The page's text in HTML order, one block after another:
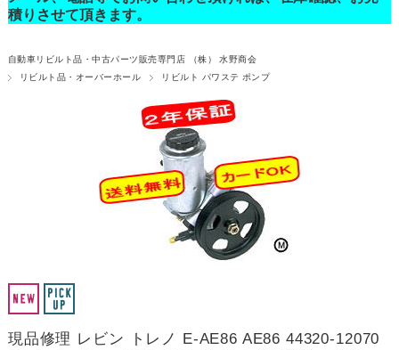
積りさせて頂きます。
自動車リビルト品・中古パーツ販売専門店 （株） 水野商会
リビルト品・オーバーホール
リビルト パワステ ポンプ
現品修理 レビン トレノ E-AE86 AE86 44320-12070